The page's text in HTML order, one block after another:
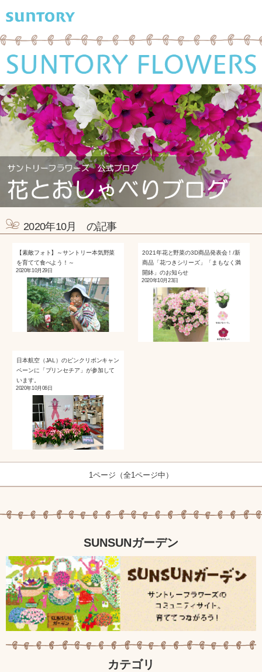
2020年10月 の記事
【素敵フォト】～サントリー本気野菜
を育てて食べよう！～
2020年10月29日
2021年花と野菜の3D商品発表会！/新
商品「花つきシリーズ」「まもなく満
開鉢」のお知らせ
2020年10月23日
日本航空（JAL）のピンクリボンキャン
ペーンに「プリンセチア」が参加して
います。
2020年10月06日
1ページ（全1ページ中）
SUNSUNガーデン
カテゴリ